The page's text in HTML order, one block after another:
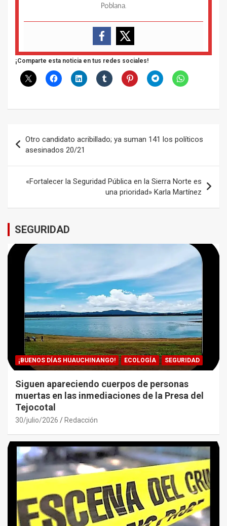
Poblana.
¡Comparte esta noticia en tus redes sociales!
de
entradas
Otro candidato acribillado; ya suman 141 los políticos
asesinados 20/21
«Fortalecer la Seguridad Pública en la Sierra Norte es
una prioridad» Karla Martínez
SEGURIDAD
¡BUENOS DÍAS HUAUCHINANGO! ECOLOGÍA SEGURIDAD
Siguen apareciendo cuerpos de personas
muertas en las inmediaciones de la Presa del
Tejocotal
30/julio/2026 Redacción